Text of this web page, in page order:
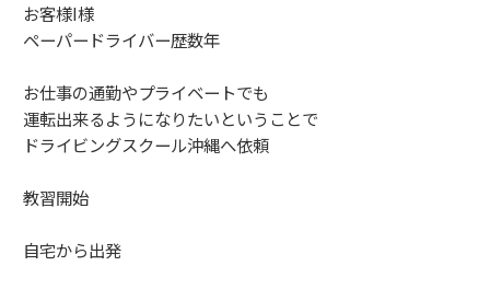
お客様I様
ペーパードライバー歴数年
お仕事の通勤やプライベートでも
運転出来るようになりたいということで
ドライビングスクール沖縄へ依頼
教習開始
自宅から出発